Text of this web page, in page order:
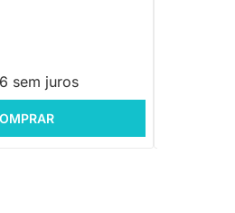
sem juros